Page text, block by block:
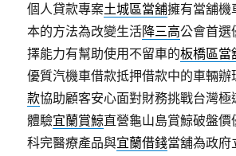
個人貸款專案土城區當舖擁有當舖機
本的方法為改變生活降三高公會首選
擇能力有幫助使用不留車的板橋區當
優質汽機車借款抵押借款中的車輛辦
款協助顧客安心面對財務挑戰台灣極
體驗宜蘭賞鯨直營龜山島賞鯨破盤價
科完醫療產品與宜蘭借錢當舖為政府